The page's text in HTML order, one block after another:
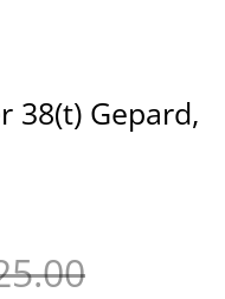
38(t) Gepard,